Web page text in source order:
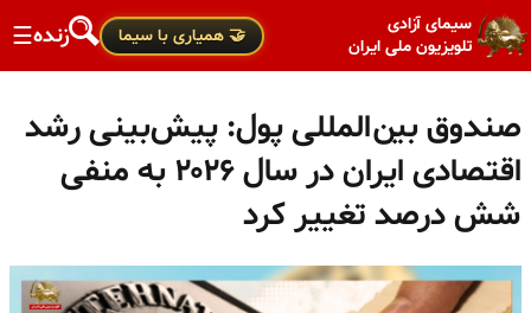
سیمای آزادی
تلویزیون ملی ایران
🤝 همیاری با سیما زنده☰
صندوق بین‌المللی پول: پیش‌بینی رشد
اقتصادی ایران در سال ۲۰۲۶ به منفی
شش درصد تغییر کرد